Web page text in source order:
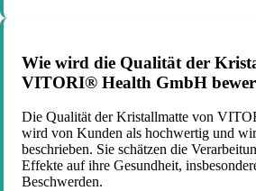
Wie wird die Qualität der
VITORI® Health GmbH
Die Qualität der Kristallmatte von
wird von Kunden als hochwertig und
beschrieben. Sie schätzen die
Effekte auf ihre Gesundheit,
Beschwerden.